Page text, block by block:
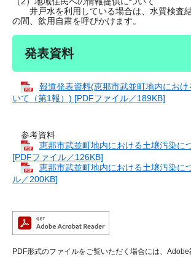
井戸水を利用している場合は、水質検査
の間、飲用自粛を呼びかけます。
発表資料
報道発表資料(恵那市武並町地内にお
いて（第1報）) [PDFファイル／189KB]
参考資料
恵那市武並町地内における土壌汚染に
[PDFファイル／126KB]
恵那市武並町地内における土壌汚染に
ル／200KB]
PDF形式のファイルをご覧いただく場合には、